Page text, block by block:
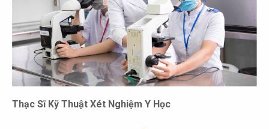
Thạc Sĩ Kỹ Thuật Xét Nghiệm Y Học